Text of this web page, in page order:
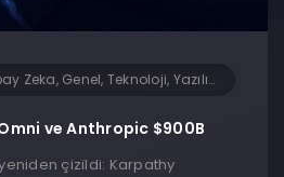
Zeka, Genel, Teknoloji, Yazılım
ve Anthropic $900B
çizildi: Karpathy